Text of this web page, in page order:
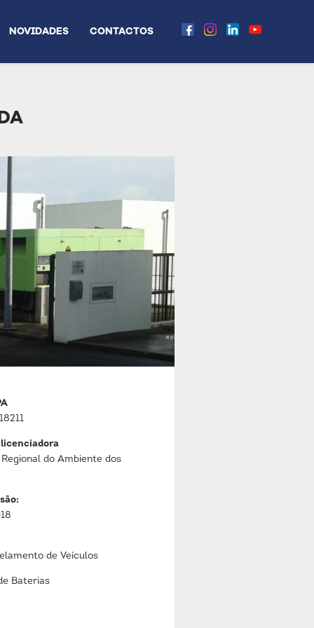
NOVIDADES CONTACTOS
do Ambiente dos
de Veículos
Baterias